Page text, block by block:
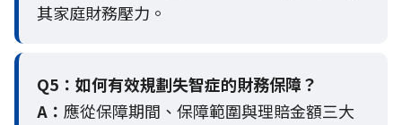
其家庭財務壓力。
Q5： 如何有效規劃失智症的財務保障？
A： 應從保障期間、保障範圍與理賠金額三大